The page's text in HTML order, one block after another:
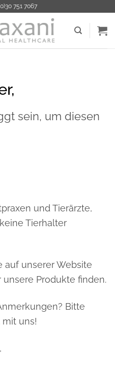
751 7067
sein, um diesen
und Tierärzte,
Tierhalter
auf unserer Website
Produkte finden.
Bitte
mit uns!